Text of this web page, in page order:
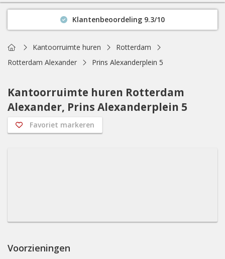
Klantenbeoordeling 9.3/10
Actuele beschikbaarheid
HomeKantoorruimte huren
Rotterdam
Rotterdam Alexander
Prins Alexanderplein 5
Kantoorruimte huren Rotterdam
Alexander, Prins Alexanderplein 5
Favoriet markeren
Voorzieningen